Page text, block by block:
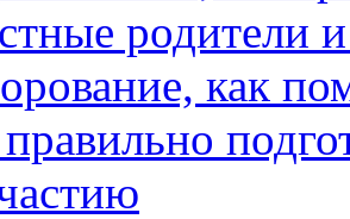
родители
как